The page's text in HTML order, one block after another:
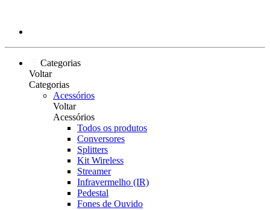
Categorias
Voltar
Categorias
Acessórios
Voltar
Acessórios
Todos os produtos
Conversores
Splitters
Kit Wireless
Streamer
Infravermelho (IR)
Pedestal
Fones de Ouvido